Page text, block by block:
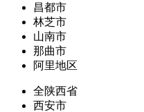
昌都市
林芝市
山南市
那曲市
阿里地区
全陕西省
西安市